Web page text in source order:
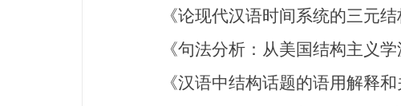
《论现代汉语时间系统的三元结
《句法分析：从美国结构主义学
《汉语中结构话题的语用解释和